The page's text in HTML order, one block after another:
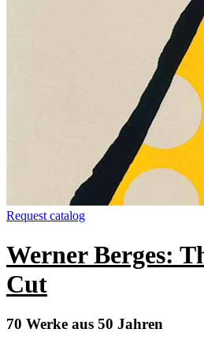
Request catalog
Werner Berges:
Cut
70 Werke aus 50 Jahren